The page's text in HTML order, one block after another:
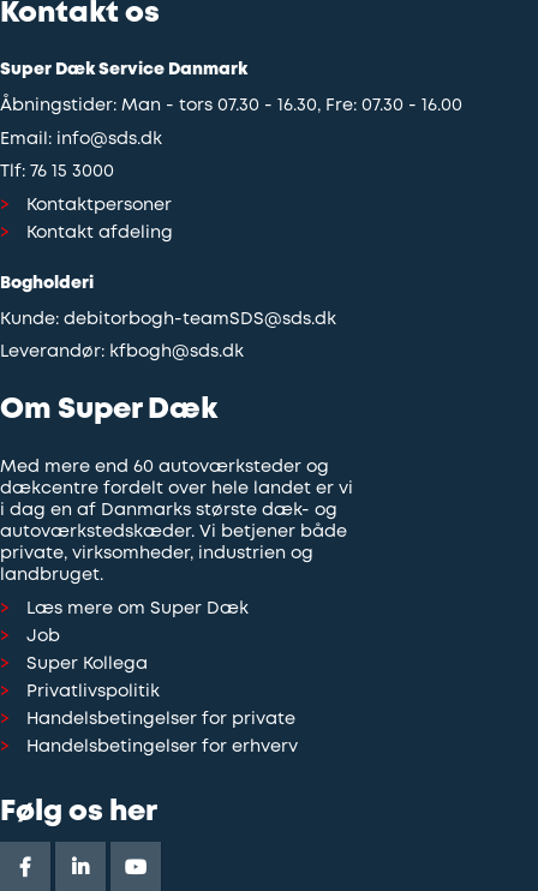
Kontakt os
Super Dæk Service Danmark
Åbningstider: Man - tors 07.30 - 16.30, Fre: 07.30 - 16.00
Email: info@sds.dk
Tlf: 76 15 3000
Kontaktpersoner
Kontakt afdeling
Bogholderi
Kunde: debitorbogh-teamSDS@sds.dk
Leverandør: kfbogh@sds.dk
Om Super Dæk
Med mere end 60 autoværksteder og
dækcentre fordelt over hele landet er vi
i dag en af Danmarks største dæk- og
autoværkstedskæder. Vi betjener både
private, virksomheder, industrien og
landbruget.
Læs mere om Super Dæk
Job
Super Kollega
Privatlivspolitik
Handelsbetingelser for private
Handelsbetingelser for erhverv
Følg os her